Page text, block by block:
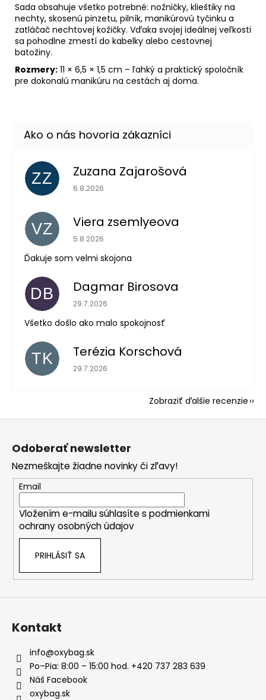
Sada obsahuje všetko potrebné: nožničky, klieštiky na
nechty, skosenú pinzetu, pilník, manikúrovú tyčinku a
zatláčač nechtovej kožičky. Vďaka svojej ideálnej veľkosti
sa pohodlne zmestí do kabelky alebo cestovnej
batožiny.
Rozmery: 11 × 6,5 × 1,5 cm – ľahký a praktický spoločník
pre dokonalú manikúru na cestách aj doma.
ZZ Zuzana Zajarošová
Hodnotenie obchodu je 5 z 5 hviezdičiek.
6.8.2026
VZ Viera zsemlyeova
Hodnotenie obchodu je 5 z 5 hviezdičiek.
5.8.2026
Ďakuje som velmi skojona
DB Dagmar Birosova
Hodnotenie obchodu je 5 z 5 hviezdičiek.
29.7.2026
Všetko došlo ako malo spokojnosť
TK Terézia Korschová
Hodnotenie obchodu je 5 z 5 hviezdičiek.
29.7.2026
Zobraziť ďalšie recenzie
Z
Odoberať newsletter
Nezmeškajte žiadne novinky či zľavy!
Email
Vložením e-mailu súhlasíte s podmienkami
ochrany osobných údajov
PRIHLÁSIŤ SA
Kontakt
info@oxybag.sk
Po–Pia: 8:00 – 15:00 hod. +420 737 283 639
Náš Facebook
oxybag.sk